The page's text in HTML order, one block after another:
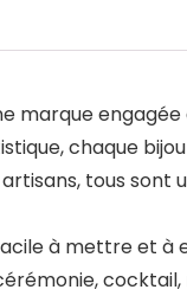
marque
chaque
tous sont
à mettre et à